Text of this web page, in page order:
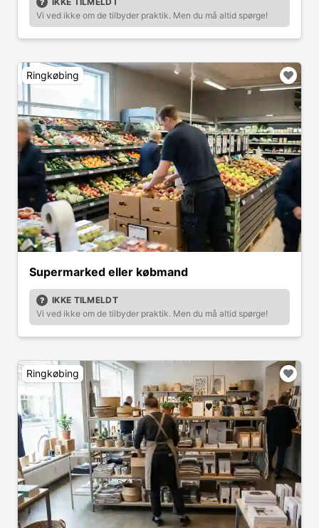
Vi ved ikke om de tilbyder praktik. Men du må altid spørge!
Ringkøbing
Supermarked eller købmand
IKKE TILMELDT
Vi ved ikke om de tilbyder praktik. Men du må altid spørge!
Ringkøbing